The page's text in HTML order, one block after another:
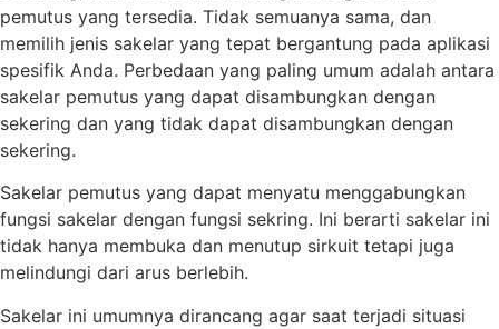
pemutus yang tersedia. Tidak semuanya sama, dan
memilih jenis sakelar yang tepat bergantung pada aplikasi
spesifik Anda. Perbedaan yang paling umum adalah antara
sakelar pemutus yang dapat disambungkan dengan
sekering dan yang tidak dapat disambungkan dengan
sekering.
Sakelar pemutus yang dapat menyatu menggabungkan
fungsi sakelar dengan fungsi sekring. Ini berarti sakelar ini
tidak hanya membuka dan menutup sirkuit tetapi juga
melindungi dari arus berlebih.
Sakelar ini umumnya dirancang agar saat terjadi situasi